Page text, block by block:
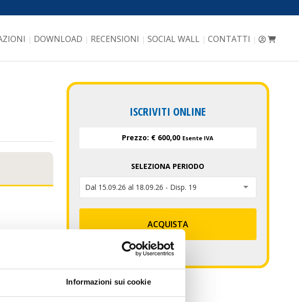
Informazioni sui cookie
| DOWNLOAD | RECENSIONI | SOCIAL WALL | CONTATTI |
ISCRIVITI ONLINE
Prezzo: € 600,00 Esente IVA
SELEZIONA PERIODO
Dal 15.09.26 al 18.09.26 - Disp. 19